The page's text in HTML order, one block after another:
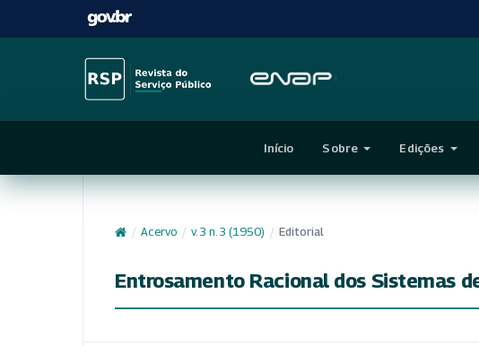
Início Sobre Edições
/ Acervo / v. 3 n. 3 (1950) / Editorial
Entrosamento Racional dos Sistemas